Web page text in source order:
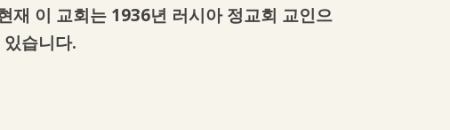
이 교회는 1936년 러시아 정교회 교인으
습니다.